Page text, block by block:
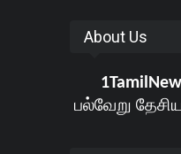
About Us
பல்வேறு